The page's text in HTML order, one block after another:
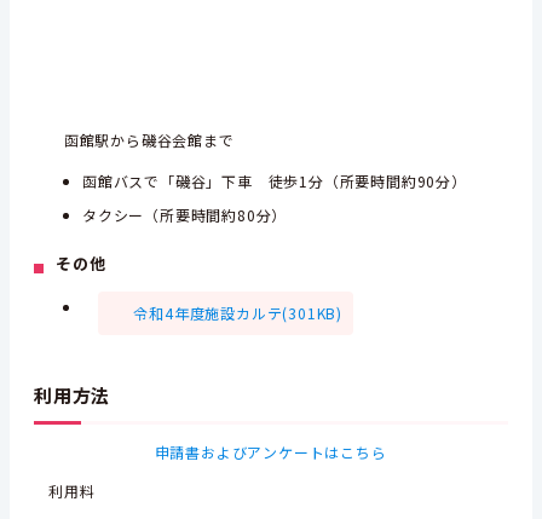
函館駅から磯谷会館まで
函館バスで「磯谷」下車 徒歩1分（所要時間約90分）
タクシー（所要時間約80分）
その他
令和4年度施設カルテ(301KB)
利用方法
申請書およびアンケートはこちら
利用料